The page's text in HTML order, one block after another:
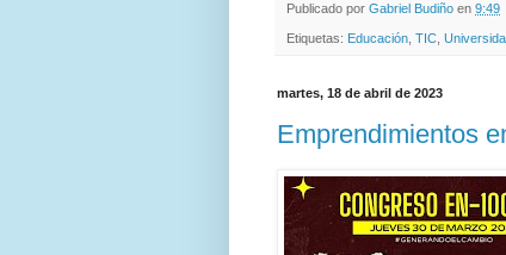
Publicado por Gabriel Budiño en 9:49
Etiquetas: Educación TIC
martes, 18 de abril de 2023
Emprendimientos